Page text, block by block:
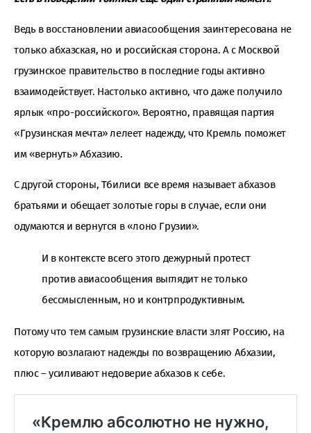
Ведь в восстановлении авиасообщения заинтересована не
только абхазская, но и российская сторона. А с Москвой
грузинское правительство в последние годы активно
взаимодействует. Настолько активно, что даже получило
ярлык «про-российского». Вероятно, правящая партия
«Грузинская мечта» лелеет надежду, что Кремль поможет
им «вернуть» Абхазию.
С другой стороны, Тбилиси все время называет абхазов
братьями и обещает золотые горы в случае, если они
одумаются и вернутся в «лоно Грузии».
И в контексте всего этого дежурный протест
против авиасообщения выглядит не только
бессмысленным, но и контрпродуктивным.
Потому что тем самым грузинские власти злят Россию, на
которую возлагают надежды по возвращению Абхазии,
плюс – усиливают недоверие абхазов к себе.